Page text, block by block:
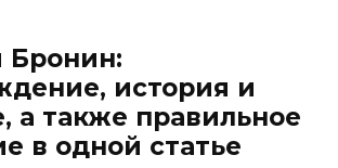
история и
а также правильное
в одной статье